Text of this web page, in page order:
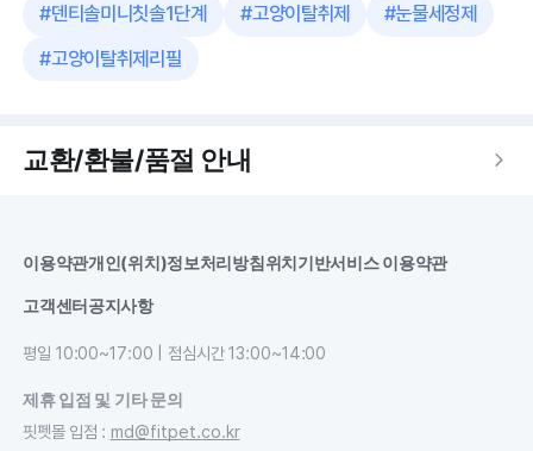
#덴티솔미니칫솔1단계 #고양이탈취제 #눈물세정제
#고양이탈취제리필
교환/환불/품절 안내
이용약관개인(위치)정보처리방침 위치기반서비스 이용약관
고객센터공지사항
평일 10:00~17:00 | 점심시간 13:00~14:00
제휴 입점 및 기타 문의
핏펫몰 입점 : md@fitpet.co.kr